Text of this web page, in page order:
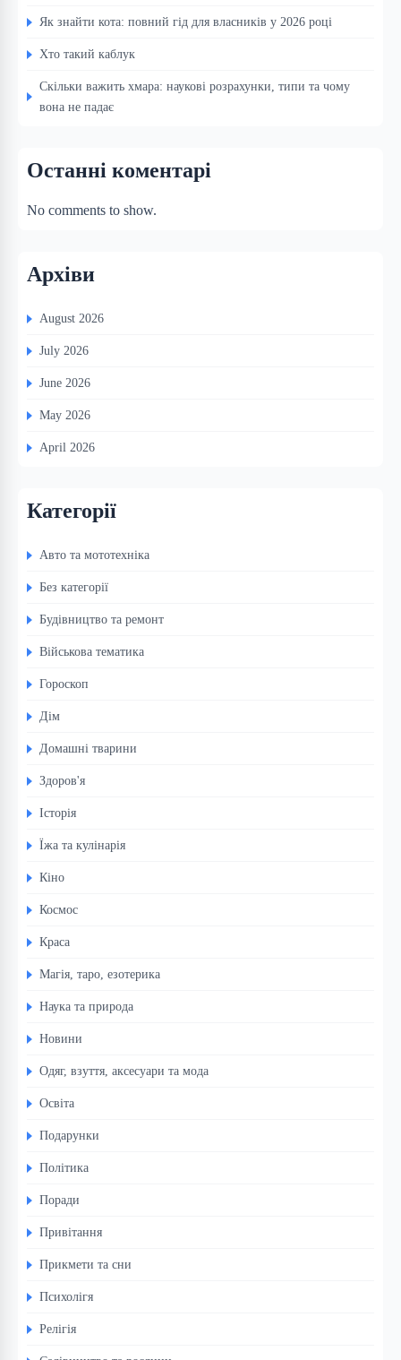
Як знайти кота: повний гід для власників у 2026 році
Хто такий каблук
Скільки важить хмара: наукові розрахунки, типи та чому
вона не падає
Останні коментарі
No comments to show.
Архіви
August 2026
July 2026
June 2026
May 2026
April 2026
Категорії
Авто та мототехніка
Без категорії
Будівництво та ремонт
Військова тематика
Гороскоп
Дім
Домашні тварини
Здоров'я
Історія
Їжа та кулінарія
Кіно
Космос
Краса
Магія, таро, езотерика
Наука та природа
Новини
Одяг, взуття, аксесуари та мода
Освіта
Подарунки
Політика
Поради
Привітання
Прикмети та сни
Психолігя
Релігія